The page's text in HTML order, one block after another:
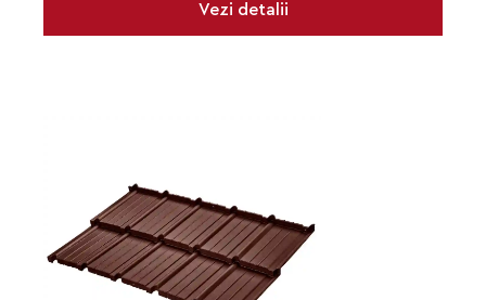
Vezi detalii